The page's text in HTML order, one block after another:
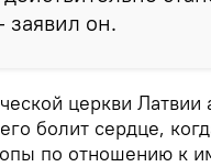
заявил он.
церкви
болит сердце,
по отношению к